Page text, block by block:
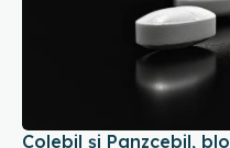
Colebil și Panzcebil,